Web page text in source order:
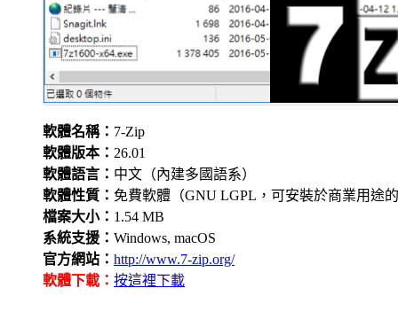
軟體名稱： 7-Zip
軟體版本： 26.01
軟體語言： 中文（內建多國語系）
軟體性質： 免費軟體（GNU LGPL，可安裝於商業用途
檔案大小： 1.54 MB
系統支援： Windows, macOS
官方網站： http://www.7-zip.org/
軟體下載： 按這裡下載